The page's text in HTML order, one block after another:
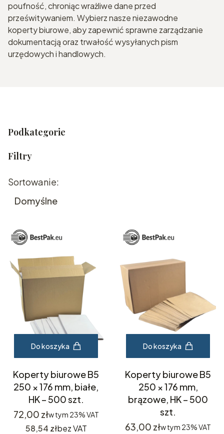
poufność, chroniąc wrażliwe dane przed
prześwitywaniem. Wybierz nasze niezawodne
koperty biurowe, aby zapewnić sprawne zarządzanie
dokumentacją oraz trwałość wysyłanych pism
urzędowych i handlowych.
Podkategorie
Filtry
Koniec filtrów
Lista produktów
Sortowanie:
Domyślne
Do koszyka
Koperty biurowe B5
250 × 176 mm, białe,
HK – 500 szt.
Cena
72,00 złw tym 23%VAT
Cena
58,54 złbez VAT
Do koszyka
Koperty biurowe B5
250 × 176 mm,
brązowe, HK – 500
szt.
Cena
63,00 złw tym 23%VAT